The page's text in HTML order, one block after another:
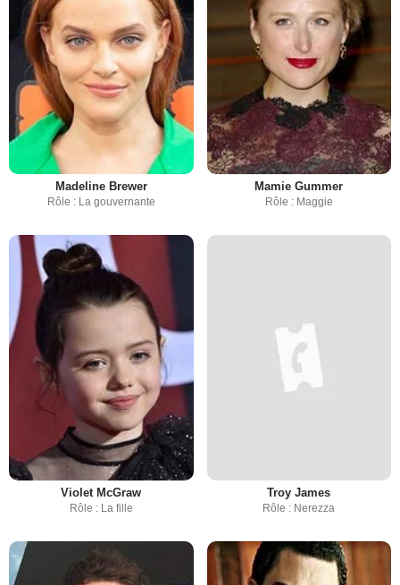
Madeline Brewer
Rôle : La gouvernante
Mamie Gummer
Rôle : Maggie
Violet McGraw
Rôle : La fille
Troy James
Rôle : Nerezza